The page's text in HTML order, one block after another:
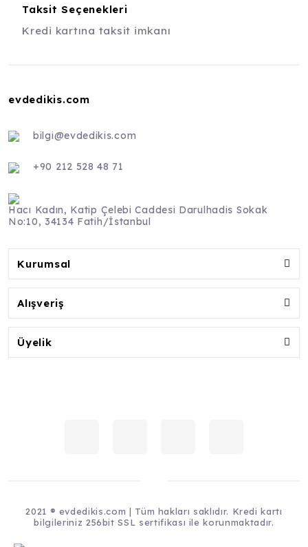
Taksit Seçenekleri
Kredi kartına taksit imkanı
evdedikis.com
bilgi@evdedikis.com
+90 212 528 48 71
Hacı Kadın, Katip Çelebi Caddesi Darulhadis Sokak
No:10, 34134 Fatih/İstanbul
Kurumsal
Alışveriş
Üyelik
2021 ® evdedikis.com | Tüm hakları saklıdır. Kredi kartı
bilgileriniz 256bit SSL sertifikası ile korunmaktadır.